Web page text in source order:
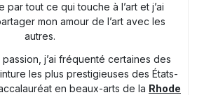
par tout ce qui touche à l’art et j’ai
mon amour de l’art avec les
autres.
j’ai fréquenté certaines des
les plus prestigieuses des États-
en beaux-arts de la Rhode